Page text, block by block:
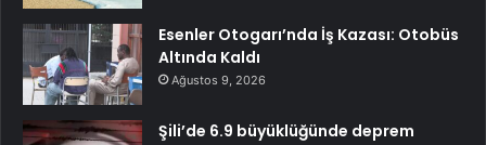
Esenler Otogarı’nda İş Kazası: Otobüs
Altında Kaldı
Ağustos 9, 2026
Şili’de 6.9 büyüklüğünde deprem